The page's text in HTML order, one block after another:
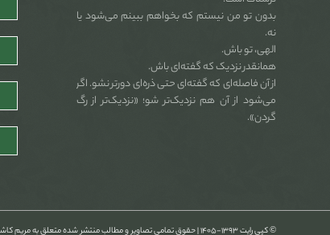
بدون تو من نیستم که بخواهم ببینم می‌شود یا
نه.
الهی، تو باش.
همانقدر نزدیک که گفته‌ای باش.
از آن فاصله‌ای که گفته‌ای حتی ذره‌ای دورتر نشو. اگر
می‌شود از آن هم نزدیک‌تر شو؛ «نزدیک‌تر از رگ
گردن».
© کپی رایت ۱۳۹۳-۱۴۰۵ | حقوق تمامی تصاویر و مطالب منتشر شده متعلق به مریم کاشانکی بوده و هرگونه کپی برداری غیرمجاز می‌باشد